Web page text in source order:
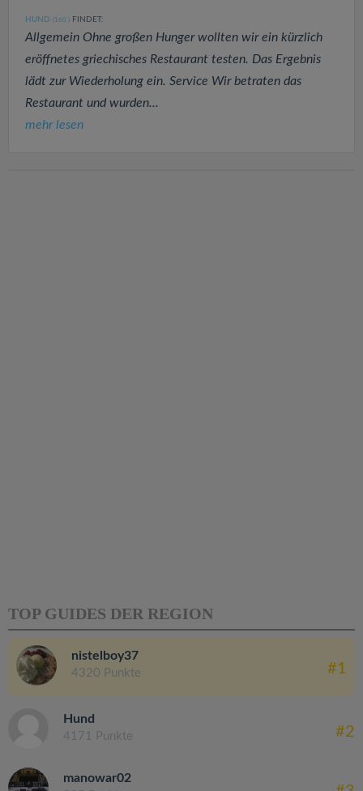
HUND (160 ) FINDET:
Allgemein Ohne großen Hunger wollten wir ein kürzlich
eröffnetes griechisches Restaurant testen. Das Ergebnis
lädt zur Wiederholung ein. Service Wir betraten das
Restaurant und wurden...
mehr lesen
TOP GUIDES DER REGION
nistelboy37
4320 Punkte #1
Hund
4171 Punkte #2
manowar02